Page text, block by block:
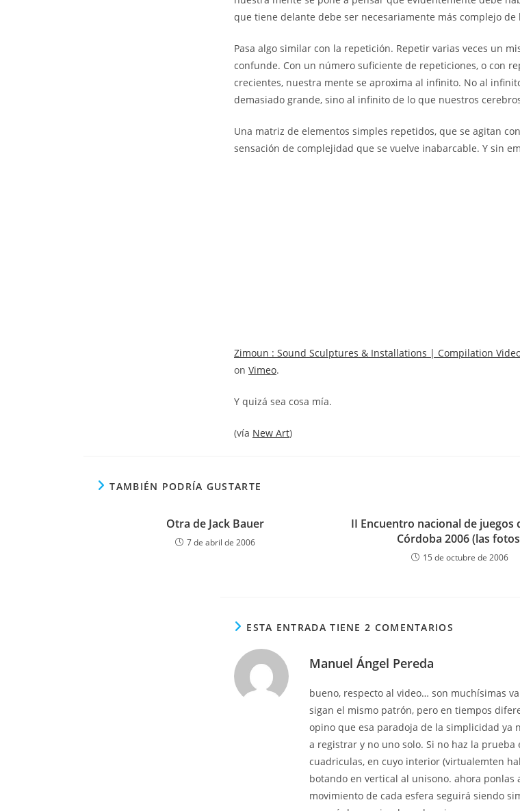
que tiene delante debe ser necesariamente más complejo de
Pasa algo similar con la repetición. Repetir varias veces un
confunde. Con un número suficiente de repeticiones, o con
crecientes, nuestra mente se aproxima al infinito. No al
demasiado grande, sino al infinito de lo que nuestros
Una matriz de elementos simples repetidos, que se agitan
sensación de complejidad que se vuelve inabarcable. Y sin
Zimoun : Sound Sculptures & Installations | Compilation
on Vimeo.
Y quizá sea cosa mía.
(vía New Art)
TAMBIÉN PODRÍA GUSTARTE
Otra de Jack Bauer
7 de abril de 2006
II Encuentro nacional de juegos
Córdoba 2006 (las
15 de octubre de 2006
ESTA ENTRADA TIENE 2 COMENTARIOS
Manuel Ángel Pereda
bueno, respecto al video… son muchísimas
sigan el mismo patrón, pero en tiempos
opino que esa paradoja de la simplicidad ya
a registrar y no uno solo. Si no haz la
cuadriculas, en cuyo interior (virtualemten
botando en vertical al unisono. ahora ponlas
movimiento de cada esfera seguirá siendo